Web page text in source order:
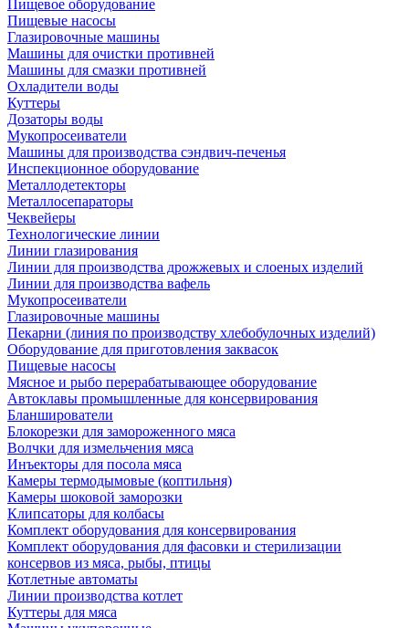
Пищевое оборудование
Пищевые насосы
Глазировочные машины
Машины для очистки противней
Машины для смазки противней
Охладители воды
Куттеры
Дозаторы воды
Мукопросеиватели
Машины для производства сэндвич-печенья
Инспекционное оборудование
Металлодетекторы
Металлосепараторы
Чеквейеры
Технологические линии
Линии глазирования
Линии для производства дрожжевых и слоеных изделий
Линии для производства вафель
Мукопросеиватели
Глазировочные машины
Пекарни (линия по производству хлебобулочных изделий)
Оборудование для приготовления заквасок
Пищевые насосы
Мясное и рыбо перерабатывающее оборудование
Автоклавы промышленные для консервирования
Бланширователи
Блокорезки для замороженного мяса
Волчки для измельчения мяса
Инъекторы для посола мяса
Камеры термодымовые (коптильня)
Камеры шоковой заморозки
Клипсаторы для колбасы
Комплект оборудования для консервирования
Комплект оборудования для фасовки и стерилизации
консервов из мяса, рыбы, птицы
Котлетные автоматы
Линии производства котлет
Куттеры для мяса